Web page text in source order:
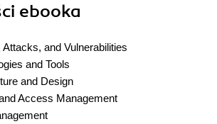
ebooka
Attacks, and Vulnerabilities
and Tools
and Design
Access Management